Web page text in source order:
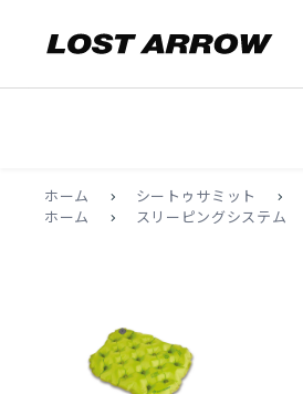
ホーム > シートゥサミット >
ホーム
> スリーピングシステム